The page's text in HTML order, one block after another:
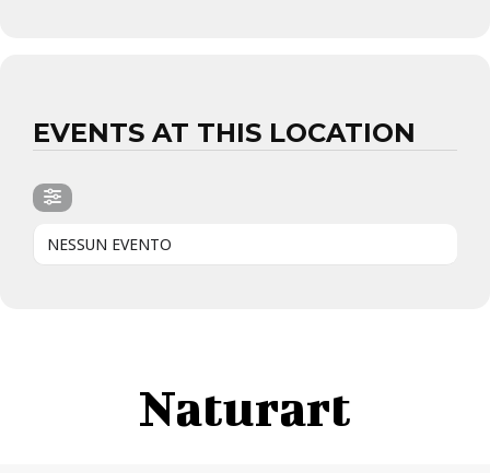
EVENTS AT THIS LOCATION
NESSUN EVENTO
Naturart